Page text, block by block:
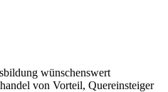
wünschenswert
von Vorteil, Quereinsteiger